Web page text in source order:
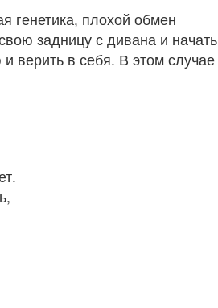
генетика, плохой обмен
задницу с дивана и начать
верить в себя. В этом случае